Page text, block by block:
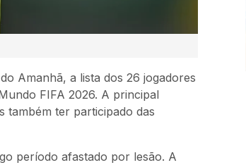
Amanhã, a lista dos 26 jogadores
FIFA 2026. A principal
também ter participado das
período afastado por lesão. A